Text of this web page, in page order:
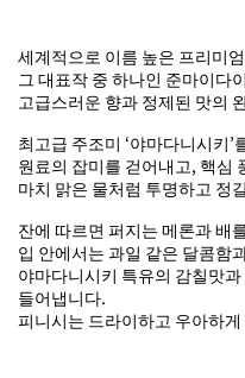
세계적으로 이름 높은 프리미
그 대표작 중 하나인 준마이다
고급스러운 향과 정제된 맛의
최고급 주조미 ‘야마다니시키
원료의 잡미를 걷어내고, 핵심
마치 맑은 물처럼 투명하고 정
잔에 따르면 퍼지는 메론과 배
입 안에서는 과일 같은 달콤함
야마다니시키 특유의 감칠맛
들어냅니다.
피니시는 드라이하고 우아하